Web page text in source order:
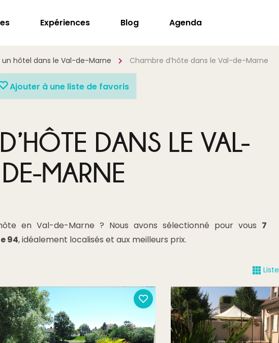
Expériences Blog Agenda
un hôtel dans le Val-de-Marne Chambre d’hôte dans le Val-de-Marne
Ajouter à une liste de favoris
DANS LE VAL-
DE-MARNE
en Val-de-Marne ? Nous avons sélectionné pour vous 7
94, idéalement localisés et aux meilleurs prix.
Liste